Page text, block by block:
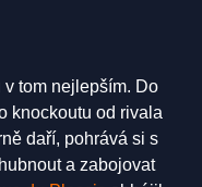
tom nejlepším. Do
knockoutu od rivala
daří, pohrává si s
a zabojovat